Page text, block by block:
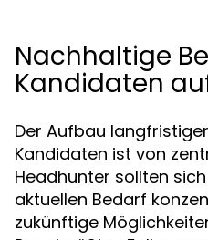
Nachhaltige
Kandidaten
Der Aufbau
Kandidaten ist von
Headhunter sollten
aktuellen Bedarf
zukünftige